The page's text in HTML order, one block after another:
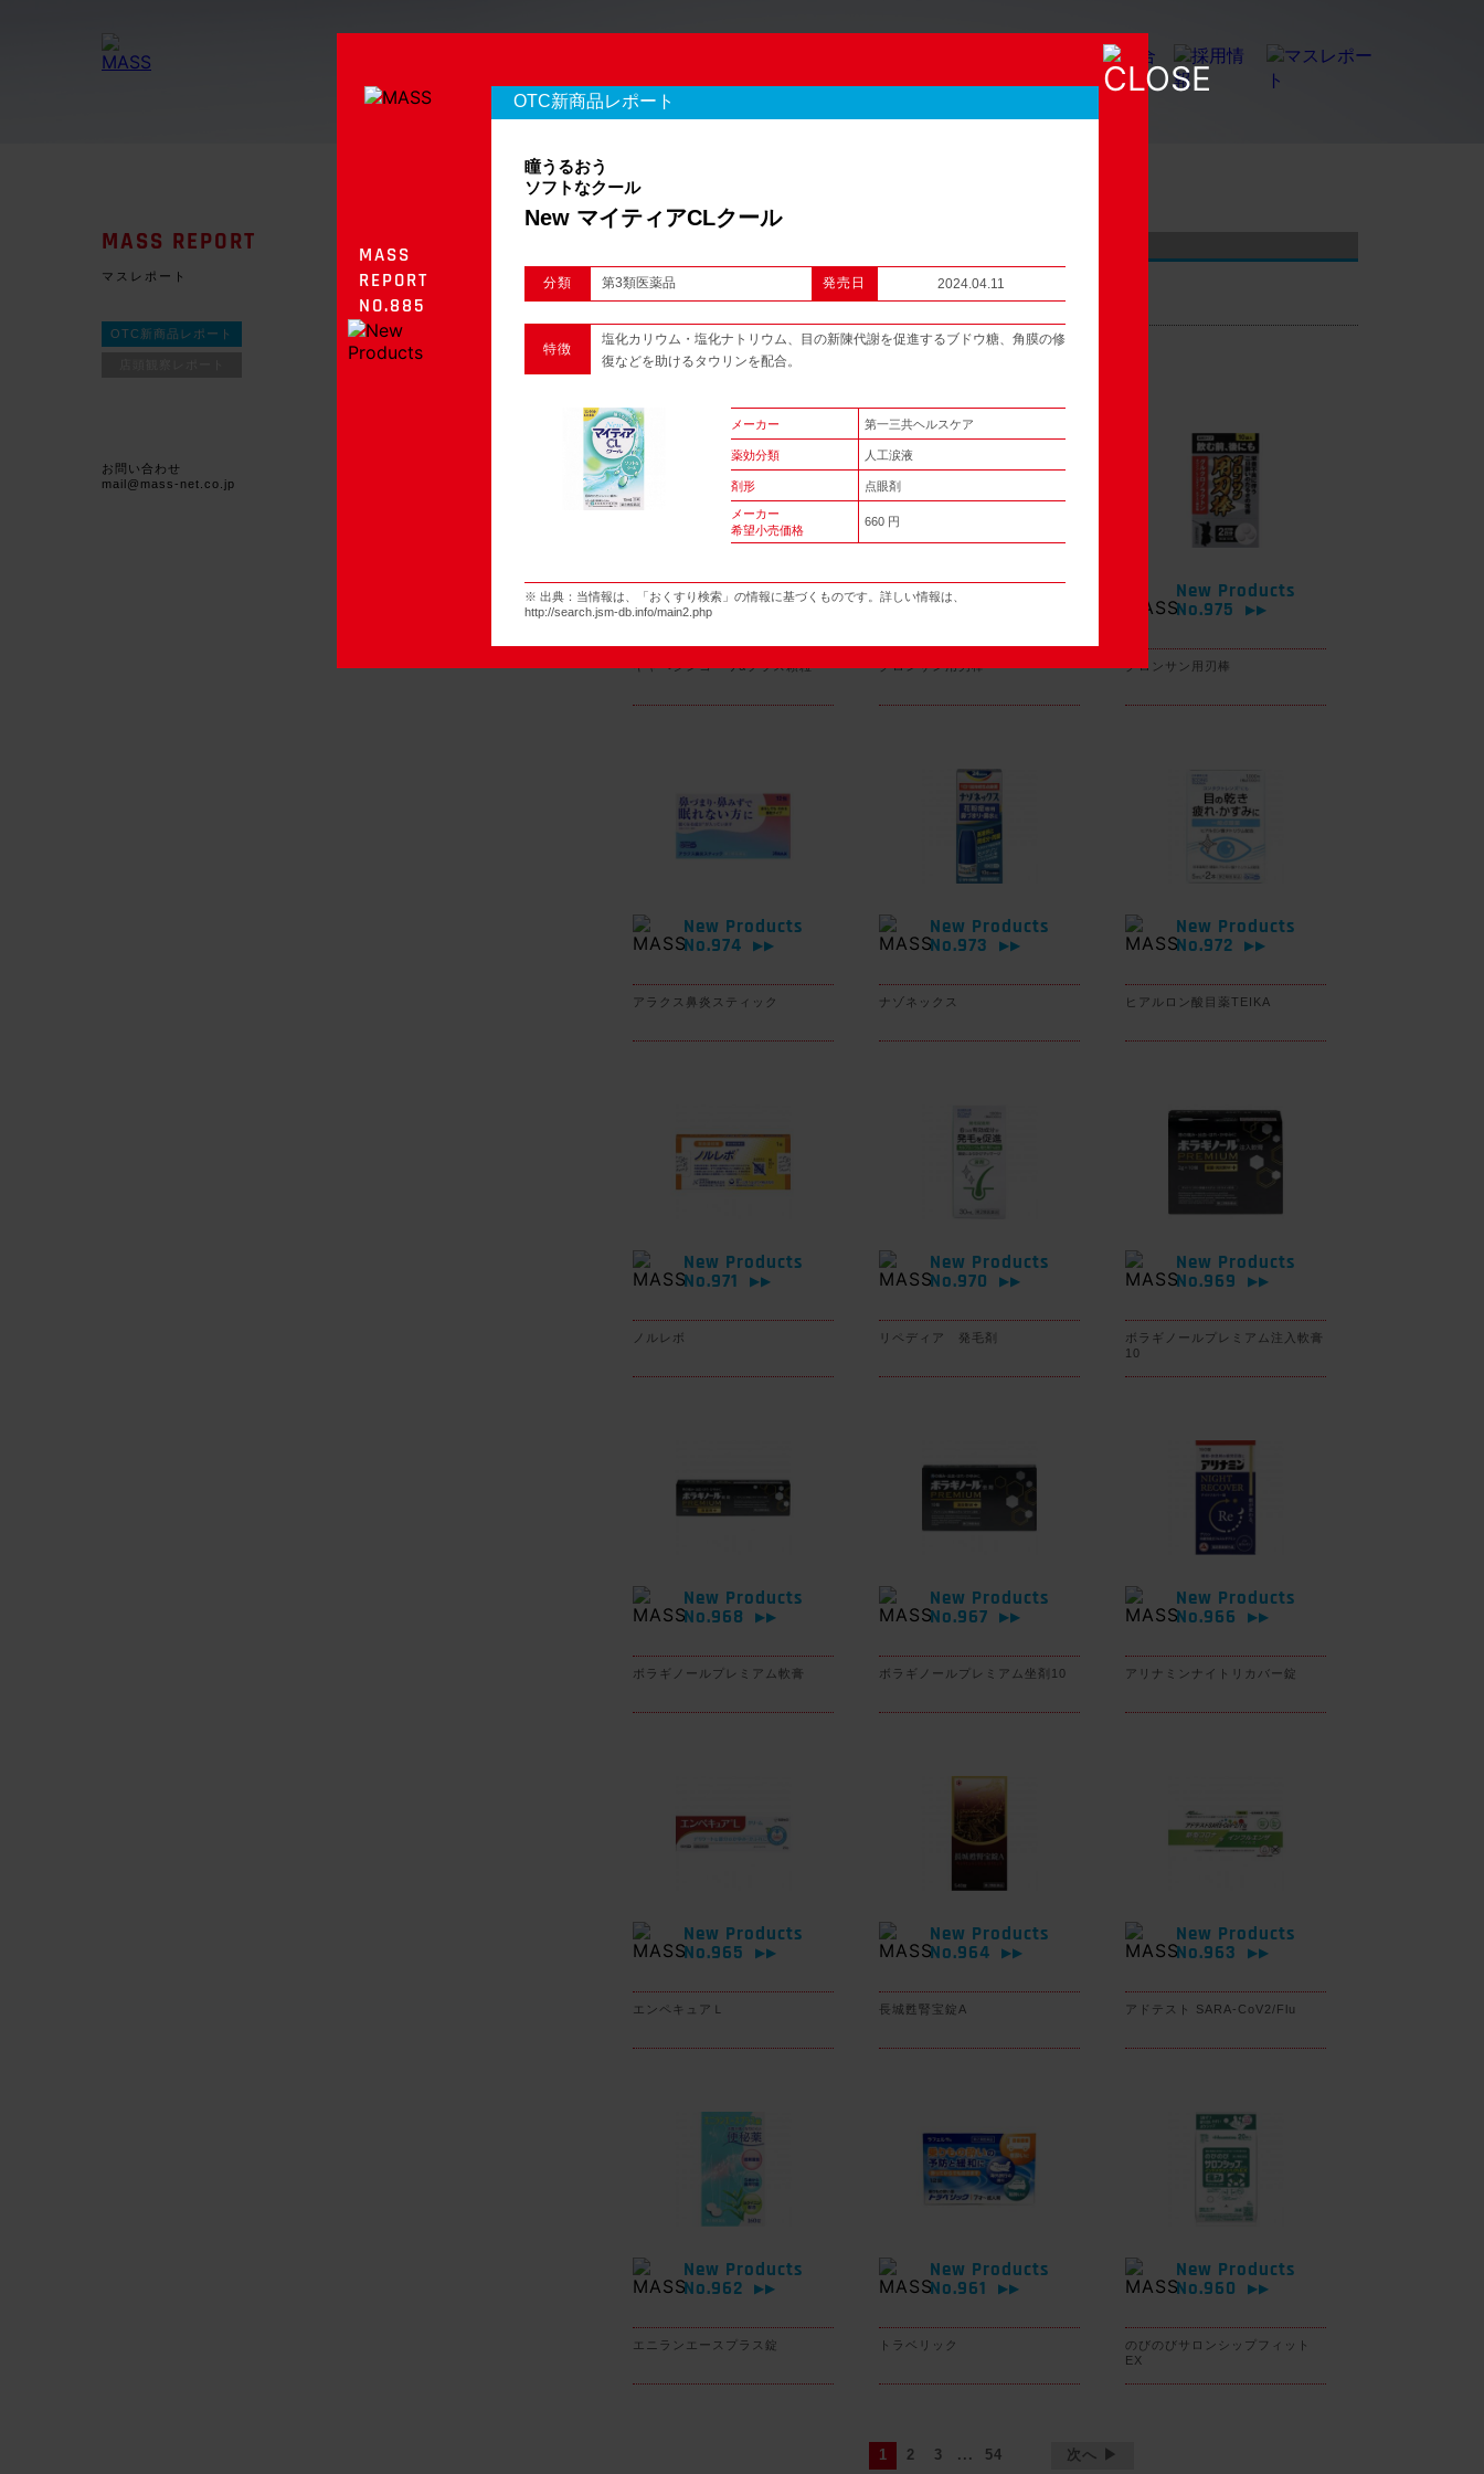
MASS REPORT
マスレポート
OTC新商品レポート
お問い合わせ
mail@mass-net.co.jp
970 件のレポート
New Products
No.977
キャベジンコーワαプラス顆粒
New Products
グロンサン用刃棒
New Products
No.975
▶▶
グロンサン用刃棒
New Products
No.974
▶▶
アラクス鼻炎スティック
New Products
No.973
▶▶
ナゾネックス
New Products
No.972
▶▶
ヒアルロン酸目薬TEIKA
New Products
No.971
▶▶
ノルレボ
New Products
No.970
▶▶
リペディア 発毛剤
New Products
No.969
▶▶
ボラギノールプレミアム注入軟膏
10
New Products
No.968
▶▶
ボラギノールプレミアム軟膏
New Products
No.967
▶▶
ボラギノールプレミアム坐剤10
New Products
No.966
▶▶
アリナミンナイトリカバー錠
New Products
No.965
▶▶
エンペキュアＬ
New Products
No.964
▶▶
長城甦腎宝錠A
New Products
No.963
▶▶
アドテスト SARA-CoV2/Flu
New Products
No.962
▶▶
エニランエースプラス錠
New Products
No.961
▶▶
トラベリック
New Products
No.960
▶▶
のびのびサロンシップフィット
EX
1 2 3 ... 54 次へ ▶
MASS
REPORT
NO.885
OTC新商品レポート
瞳うるおう
ソフトなクール
New マイティアCLクール
分類 第3類医薬品 発売日 2024.04.11
特徴
塩化カリウム・塩化ナトリウム、目の新陳代謝を促進するブドウ糖、角膜の修
復などを助けるタウリンを配合。
メーカー 第一三共ヘルスケア
薬効分類 人工涙液
剤形 点眼剤
メーカー
希望小売価格
660 円
※ 出典：当情報は、「おくすり検索」の情報に基づくものです。詳しい情報は、
http://search.jsm-db.info/main2.php